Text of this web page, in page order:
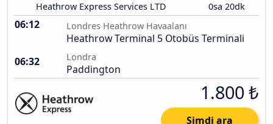
Heathrow Express Services LTD 0sa 20dk
06:12 Londres Heathrow Havaalanı
Heathrow Terminal 5 Otobüs Terminali
06:32
Londra
Paddington
1.800 ₺
Şimdi ara